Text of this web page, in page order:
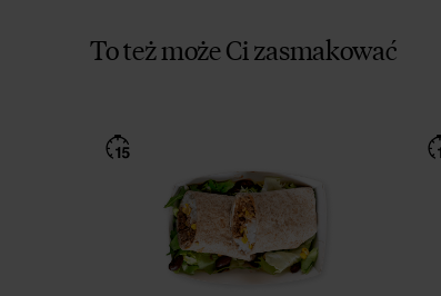
To też może Ci zasmakować